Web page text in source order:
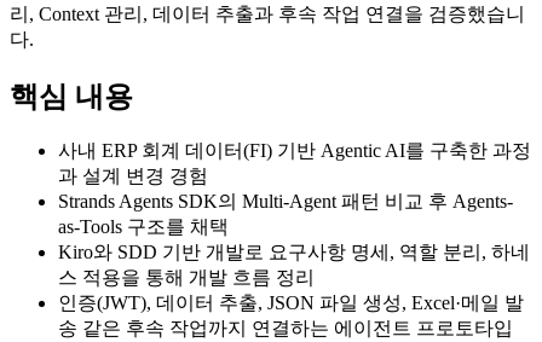
리, Context 관리, 데이터 추출과 후속 작업 연결을 검증했습니
다.
핵심 내용
사내 ERP 회계 데이터(FI) 기반 Agentic AI를 구축한 과정
과 설계 변경 경험
Strands Agents SDK의 Multi-Agent 패턴 비교 후 Agents-
as-Tools 구조를 채택
Kiro와 SDD 기반 개발로 요구사항 명세, 역할 분리, 하네
스 적용을 통해 개발 흐름 정리
인증(JWT), 데이터 추출, JSON 파일 생성, Excel·메일 발
송 같은 후속 작업까지 연결하는 에이전트 프로토타입